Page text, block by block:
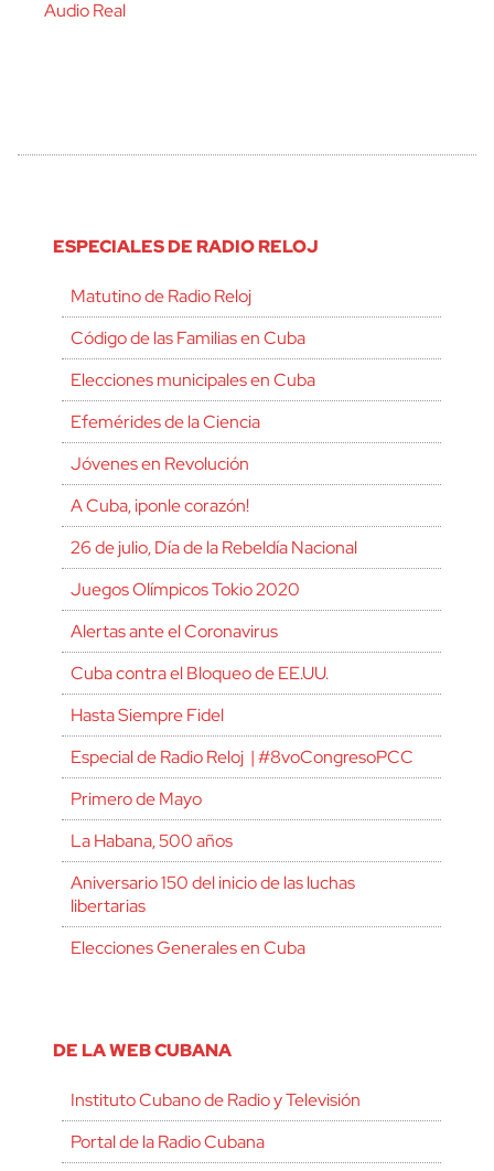
Audio Real
ESPECIALES DE RADIO RELOJ
Matutino de Radio Reloj
Código de las Familias en Cuba
Elecciones municipales en Cuba
Efemérides de la Ciencia
Jóvenes en Revolución
A Cuba, ¡ponle corazón!
26 de julio, Día de la Rebeldía Nacional
Juegos Olímpicos Tokio 2020
Alertas ante el Coronavirus
Cuba contra el Bloqueo de EE.UU.
Hasta Siempre Fidel
Especial de Radio Reloj | #8voCongresoPCC
Primero de Mayo
La Habana, 500 años
Aniversario 150 del inicio de las luchas
libertarias
Elecciones Generales en Cuba
DE LA WEB CUBANA
Instituto Cubano de Radio y Televisión
Portal de la Radio Cubana